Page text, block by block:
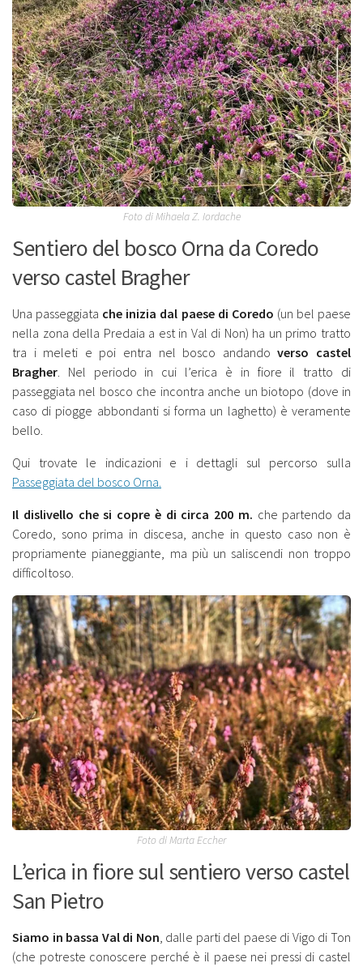
Foto di Mihaela Z. Iordache
Sentiero del bosco Orna da Coredo
verso castel Bragher
Una passeggiata che inizia dal paese di Coredo (un bel paese
nella zona della Predaia a est in Val di Non) ha un primo tratto
tra i meleti e poi entra nel bosco andandoverso castel
Bragher . Nel periodo in cui l’erica è in fiore il tratto di
passeggiata nel bosco che incontra anche un biotopo (dove in
caso di piogge abbondanti si forma un laghetto) è veramente
bello.
Qui trovate le indicazioni e i dettagli sul percorso sulla
Passeggiata del bosco Orna.
Il dislivello che si copre è di circa 200 m. che partendo da
Coredo, sono prima in discesa, anche in questo caso non è
propriamente pianeggiante, ma più un saliscendi non troppo
difficoltoso.
Foto di Marta Eccher
L’erica in fiore sul sentiero verso castel
San Pietro
Siamo in bassa Val di Non, dalle parti del paese di Vigo di Ton
(che potreste conoscere perché è il paese nei pressi di castel